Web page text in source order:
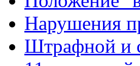
Нарушения
Штрафной и